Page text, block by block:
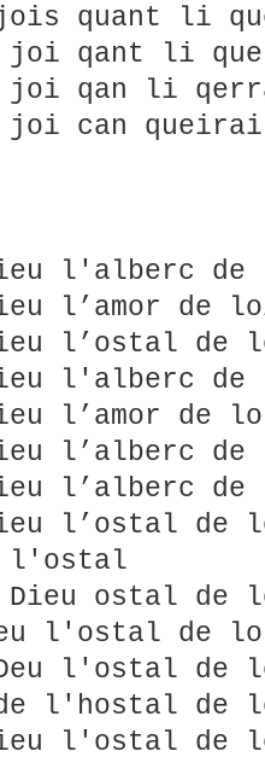
jois quant li
joi qant li
joi qan li
joi can queirai
l'alberc de
l’amor de
l’ostal de
l'alberc de
l’amor de
l’alberc de
l’alberc de
l’ostal de
l'ostal
Dieu ostal de
l'ostal de
l'ostal de
de l'hostal de
l'ostal de